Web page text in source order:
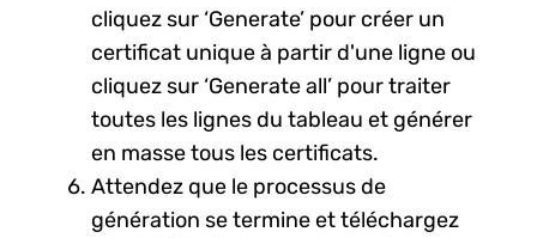
cliquez sur ‘Generate’ pour créer un
certificat unique à partir d'une ligne ou
cliquez sur ‘Generate all’ pour traiter
toutes les lignes du tableau et générer
en masse tous les certificats.
Attendez que le processus de
génération se termine et téléchargez